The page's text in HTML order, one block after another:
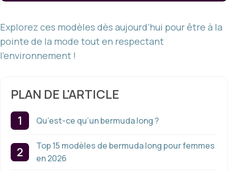
Explorez ces modèles dès aujourd’hui pour être à la
pointe de la mode tout en respectant
l’environnement !
PLAN DE L'ARTICLE
Qu’est-ce qu’un bermuda long ?
Top 15 modèles de bermuda long pour femmes
en 2026